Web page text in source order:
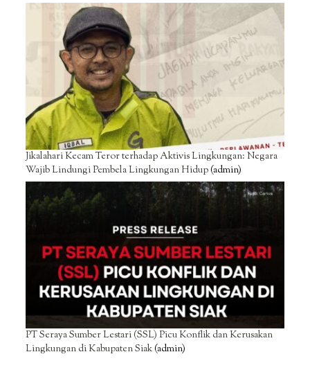
Jikalahari Kecam Teror terhadap Aktivis Lingkungan: Negara
Wajib Lindungi Pembela Lingkungan Hidup(admin)
PT Seraya Sumber Lestari (SSL) Picu Konflik dan Kerusakan
Lingkungan di Kabupaten Siak(admin)